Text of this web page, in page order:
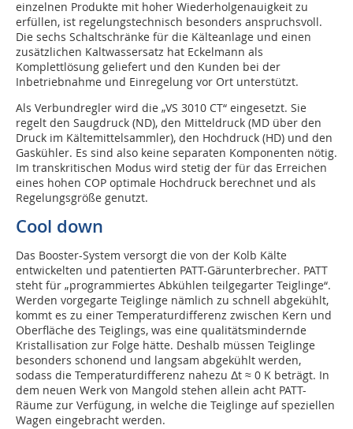
einzelnen Produkte mit hoher Wiederholgenauigkeit zu
erfüllen, ist regelungstechnisch besonders anspruchsvoll.
Die sechs Schaltschränke für die Kälteanlage und einen
zusätzlichen Kaltwassersatz hat Eckelmann als
Komplettlösung geliefert und den Kunden bei der
Inbetriebnahme und Einregelung vor Ort unterstützt.
Als Verbundregler wird die „VS 3010 CT“ eingesetzt. Sie
regelt den Saugdruck (ND), den Mitteldruck (MD über den
Druck im Kältemittelsammler), den Hochdruck (HD) und den
Gaskühler. Es sind also keine separaten Komponenten nötig.
Im transkritischen Modus wird stetig der für das Erreichen
eines hohen COP optimale Hochdruck berechnet und als
Regelungsgröße genutzt.
Cool down
Das Booster-System versorgt die von der Kolb Kälte
entwickelten und patentierten PATT-Gärunterbrecher. PATT
steht für „programmiertes Abkühlen teilgegarter Teiglinge“.
Werden vorgegarte Teiglinge nämlich zu schnell abgekühlt,
kommt es zu einer Temperaturdifferenz zwischen Kern und
Oberfläche des Teiglings, was eine qualitätsmindernde
Kristallisation zur Folge hätte. Deshalb müssen Teiglinge
besonders schonend und langsam abgekühlt werden,
sodass die Temperaturdifferenz nahezu Δt ≈ 0 K beträgt. In
dem neuen Werk von Mangold stehen allein acht PATT-
Räume zur Verfügung, in welche die Teiglinge auf speziellen
Wagen eingebracht werden.